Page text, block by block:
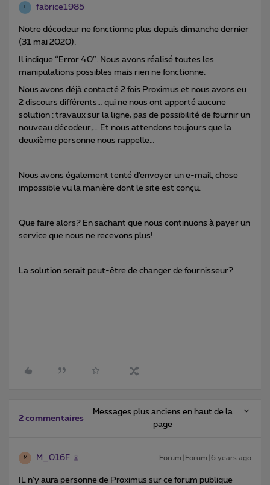
F fabrice1985
Notre décodeur ne fonctionne plus depuis dimanche dernier
(31 mai 2020).
Il indique “Error 40”. Nous avons réalisé toutes les
manipulations possibles mais rien ne fonctionne.
Nous avons déjà contacté 2 fois Proximus et nous avons eu
2 discours différents… qui ne nous ont apporté aucune
solution : travaux sur la ligne, pas de possibilité de fournir un
nouveau décodeur,… Et nous attendons toujours que la
deuxième personne nous rappelle…
Nous avons également tenté d’envoyer un e-mail, chose
impossible vu la manière dont le site est conçu.
Que faire alors? En sachant que nous continuons à payer un
service que nous ne recevons plus!
La solution serait peut-être de changer de fournisseur?
2 commentaires
Messages plus anciens en haut de la
page
M M_016F Forum|Forum|6 years ago
IL n’y aura personne de Proximus sur ce forum publique